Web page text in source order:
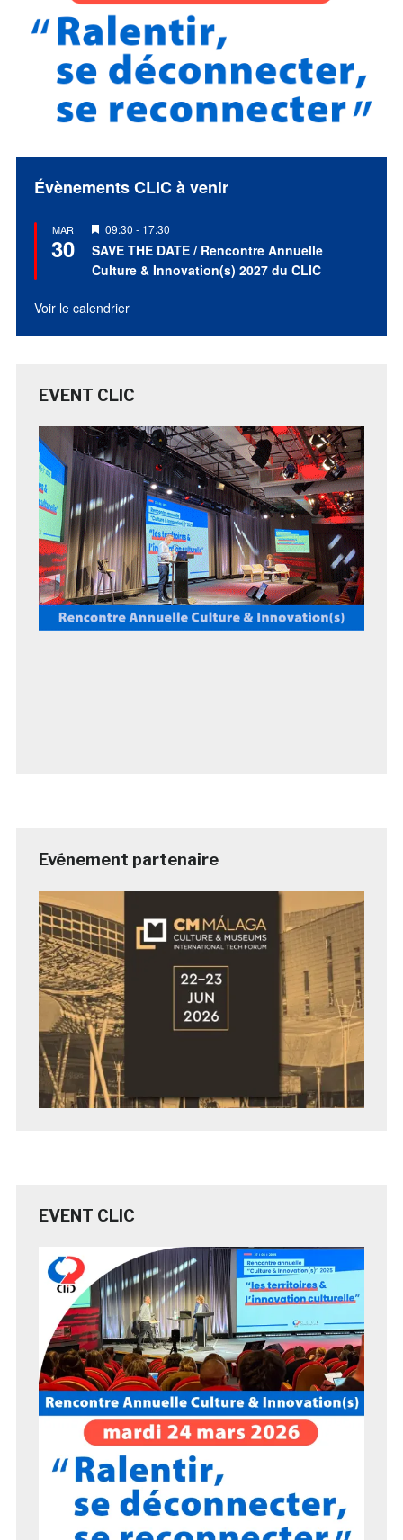
Évènements CLIC à venir
MAR
30
Mis
en
avant
09:30 - 17:30
SAVE THE DATE / Rencontre Annuelle
Culture & Innovation(s) 2027 du CLIC
Voir le calendrier
EVENT CLIC
Evénement partenaire
EVENT CLIC